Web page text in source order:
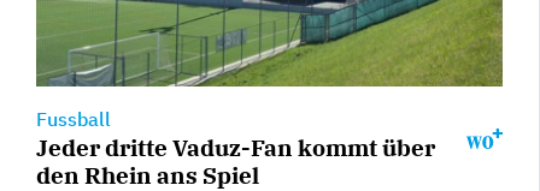
Fussball
Jeder dritte Vaduz-Fan kommt über
den Rhein ans Spiel